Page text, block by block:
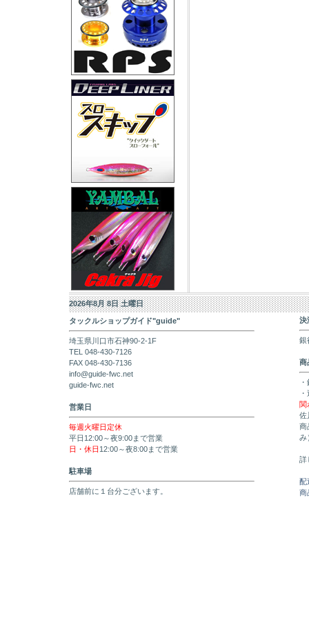
2026年8月 8日 土曜日
タックルショップガイド"guide"
埼玉県川口市石神90-2-1F
TEL 048-430-7126
FAX 048-430-7136
info@guide-fwc.net
guide-fwc.net
営業日
毎週火曜日定休
平日12:00～夜9:00まで営業
日・休日 12:00～夜8:00まで営業
駐車場
店舗前に１台分ございます。
決
銀
商
関
佐
商
み
詳
配
商